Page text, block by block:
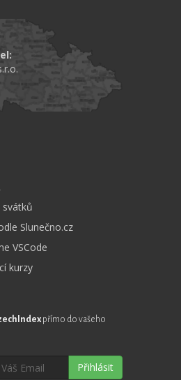
svátků
Slunečno.cz
VSCode
kurzy
přímo do vašeho
Přihlásit